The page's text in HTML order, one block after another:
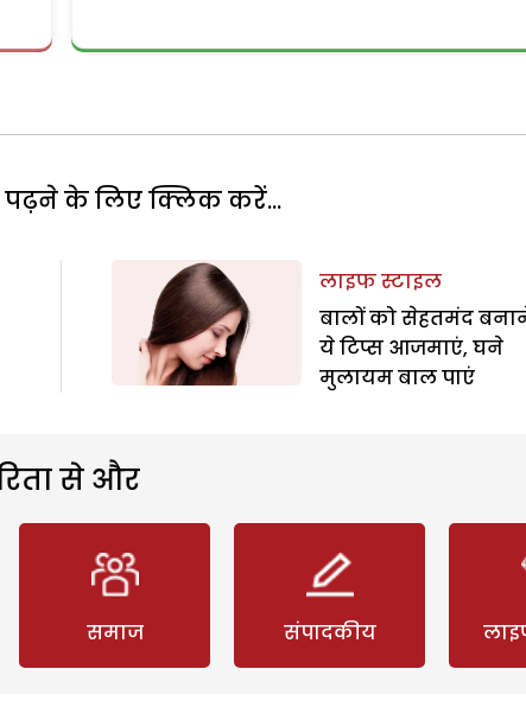
पढ़ने के लिए क्लिक करें...
लाइफ स्टाइल
बालों को सेहतमंद
ये टिप्स आजमाएं, घने
मुलायम बाल पाएं
से और
समाज संपादकीय